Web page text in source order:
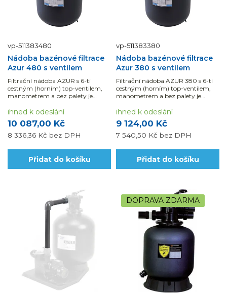
vp-511383480
Nádoba bazénové filtrace
Azur 480 s ventilem
Filtrační nádoba AZUR s 6-ti
cestným (horním) top-ventilem,
manometrem a bez palety je
10 087,00 Kč
8 336,36 Kč bez DPH
ihned k odeslání
Přidat do košíku
vp-511383380
Nádoba bazénové filtrace
Azur 380 s ventilem
Filtrační nádoba AZUR 380 s 6-ti
cestným (horním) top-ventilem,
manometrem a bez palety je
9 124,00 Kč
7 540,50 Kč bez DPH
ihned k odeslání
Přidat do košíku
DOPRAVA ZDARMA